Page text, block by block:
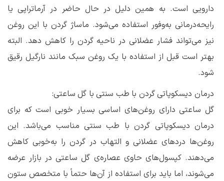
دارویی است. به همین دلیل در حال حاضر در آرماتراپی یا
رایحه‌درمانی به‌وفور استفاده می‌شود. ماساژ گردن با این روغن
نیز می‌تواند فشار عضلانی در ناحیه گردن را کاهش دهد. البته
بهتر است قبل از استفاده با یک روغن سبک مانند نارگیل رقیق
شود.
درمان دیسکوپاتی گردن با طب سنتی با گل ساعتی:
گل ساعتی دارای روغن‌های اساسی بسیار خوبی است که برای
درمان دیسکوپاتی گردن با طب سنتی مناسب می‌باشد. این
روغن‌ها دردهای عضلانی و التهاب در گردن را به‌خوبی کاهش
می‌دهند. کپسول‌های حاوی عصاره‌ی گل ساعتی در بازار عرضه
می‌شوند، اما باید برای استفاده از آن‌ها حتماً با متخصص ستون